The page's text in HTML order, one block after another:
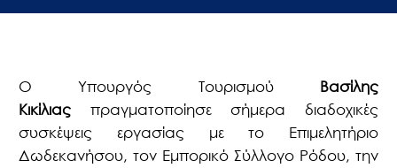
Ο Υπουργός Τουρισμού
Βασίλης
Κικίλιας πραγματοποίησε σήμερα διαδοχικές
συσκέψεις εργασίας με το Επιμελητήριο
Δωδεκανήσου, τον Εμπορικό Σύλλογο Ρόδου, την